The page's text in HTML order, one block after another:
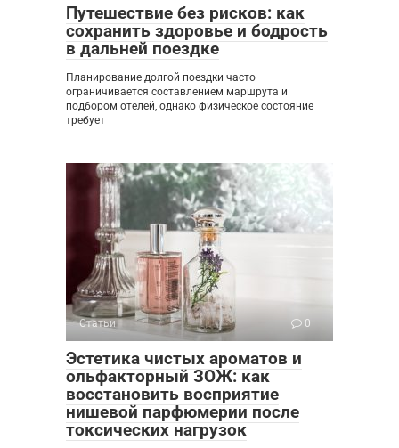
Путешествие без рисков: как
сохранить здоровье и бодрость
в дальней поездке
Планирование долгой поездки часто
ограничивается составлением маршрута и
подбором отелей, однако физическое состояние
требует
Статьи 0
Эстетика чистых ароматов и
ольфакторный ЗОЖ: как
восстановить восприятие
нишевой парфюмерии после
токсических нагрузок